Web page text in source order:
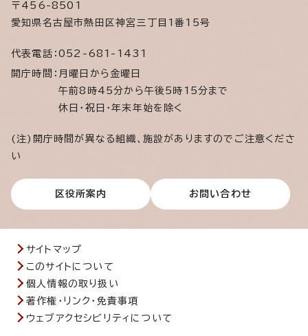
〒456-8501
愛知県名古屋市熱田区神宮三丁目1番15号
代表電話： 052-681-1431
開庁時間： 月曜日から金曜日
午前8時45分から午後5時15分まで
休日・祝日・年末年始を除く
(注)開庁時間が異なる組織、施設がありますのでご注意くださ
い
区役所案内 お問い合わせ
サイトマップ
このサイトについて
個人情報の取り扱い
著作権・リンク・免責事項
ウェブアクセシビリティについて